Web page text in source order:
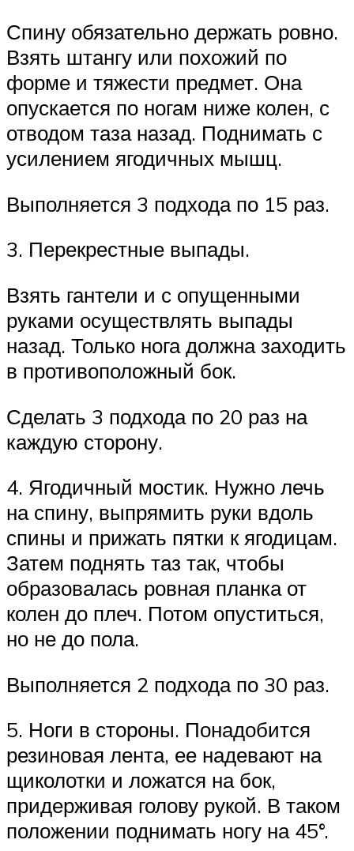
Спину обязательно держать ровно.
Взять штангу или похожий по
форме и тяжести предмет. Она
опускается по ногам ниже колен, с
отводом таза назад. Поднимать с
усилением ягодичных мышц.
Выполняется 3 подхода по 15 раз.
3. Перекрестные выпады.
Взять гантели и с опущенными
руками осуществлять выпады
назад. Только нога должна заходить
в противоположный бок.
Сделать 3 подхода по 20 раз на
каждую сторону.
4. Ягодичный мостик. Нужно лечь
на спину, выпрямить руки вдоль
спины и прижать пятки к ягодицам.
Затем поднять таз так, чтобы
образовалась ровная планка от
колен до плеч. Потом опуститься,
но не до пола.
Выполняется 2 подхода по 30 раз.
5. Ноги в стороны. Понадобится
резиновая лента, ее надевают на
щиколотки и ложатся на бок,
придерживая голову рукой. В таком
положении поднимать ногу на 45°.